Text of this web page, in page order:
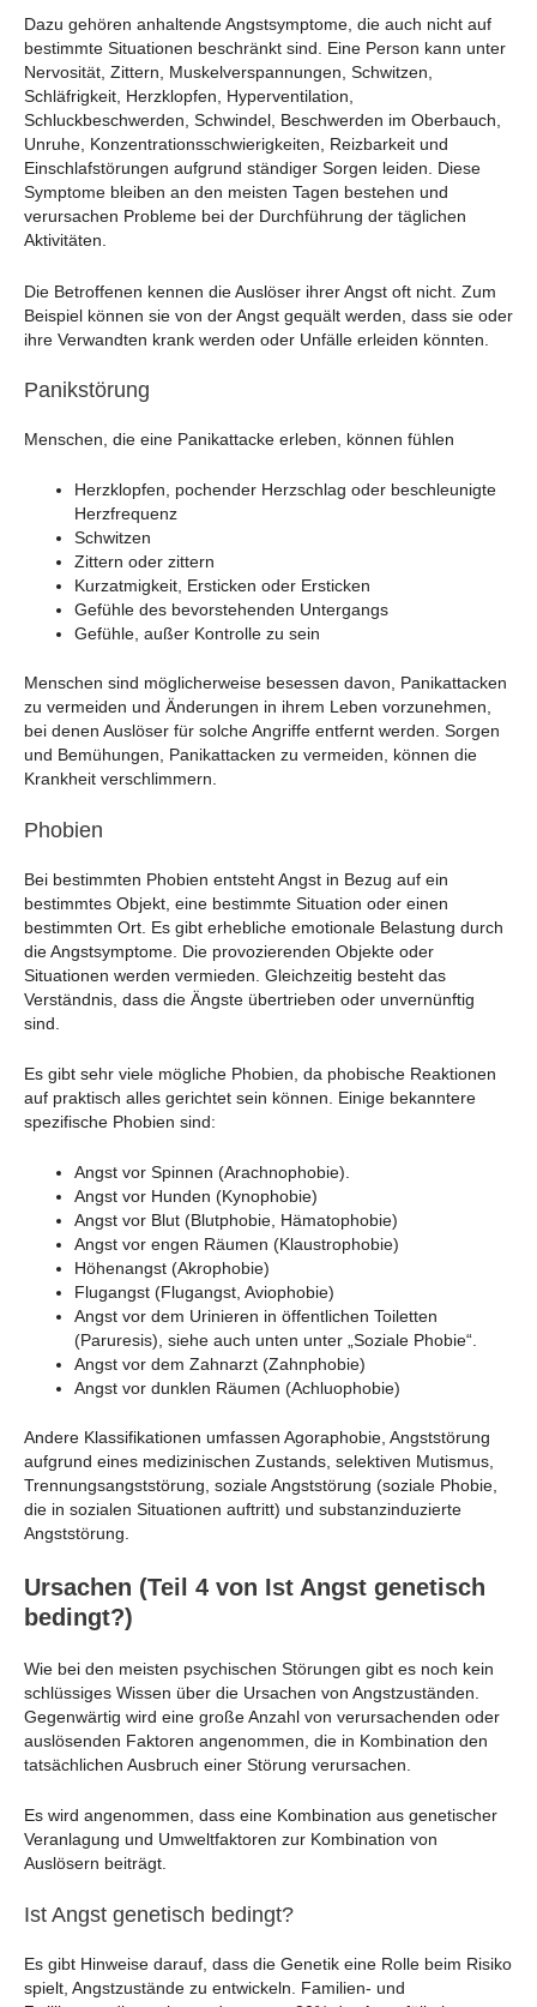
Dazu gehören anhaltende Angstsymptome, die auch nicht auf
bestimmte Situationen beschränkt sind. Eine Person kann unter
Nervosität, Zittern, Muskelverspannungen, Schwitzen,
Schläfrigkeit, Herzklopfen, Hyperventilation,
Schluckbeschwerden, Schwindel, Beschwerden im Oberbauch,
Unruhe, Konzentrationsschwierigkeiten, Reizbarkeit und
Einschlafstörungen aufgrund ständiger Sorgen leiden. Diese
Symptome bleiben an den meisten Tagen bestehen und
verursachen Probleme bei der Durchführung der täglichen
Aktivitäten.
Die Betroffenen kennen die Auslöser ihrer Angst oft nicht. Zum
Beispiel können sie von der Angst gequält werden, dass sie oder
ihre Verwandten krank werden oder Unfälle erleiden könnten.
Panikstörung
Menschen, die eine Panikattacke erleben, können fühlen
Herzklopfen, pochender Herzschlag oder beschleunigte
Herzfrequenz
Schwitzen
Zittern oder zittern
Kurzatmigkeit, Ersticken oder Ersticken
Gefühle des bevorstehenden Untergangs
Gefühle, außer Kontrolle zu sein
Menschen sind möglicherweise besessen davon, Panikattacken
zu vermeiden und Änderungen in ihrem Leben vorzunehmen,
bei denen Auslöser für solche Angriffe entfernt werden. Sorgen
und Bemühungen, Panikattacken zu vermeiden, können die
Krankheit verschlimmern.
Phobien
Bei bestimmten Phobien entsteht Angst in Bezug auf ein
bestimmtes Objekt, eine bestimmte Situation oder einen
bestimmten Ort. Es gibt erhebliche emotionale Belastung durch
die Angstsymptome. Die provozierenden Objekte oder
Situationen werden vermieden. Gleichzeitig besteht das
Verständnis, dass die Ängste übertrieben oder unvernünftig
sind.
Es gibt sehr viele mögliche Phobien, da phobische Reaktionen
auf praktisch alles gerichtet sein können. Einige bekanntere
spezifische Phobien sind:
Angst vor Spinnen (Arachnophobie).
Angst vor Hunden (Kynophobie)
Angst vor Blut (Blutphobie, Hämatophobie)
Angst vor engen Räumen (Klaustrophobie)
Höhenangst (Akrophobie)
Flugangst (Flugangst, Aviophobie)
Angst vor dem Urinieren in öffentlichen Toiletten
(Paruresis), siehe auch unten unter „Soziale Phobie“.
Angst vor dem Zahnarzt (Zahnphobie)
Angst vor dunklen Räumen (Achluophobie)
Andere Klassifikationen umfassen Agoraphobie, Angststörung
aufgrund eines medizinischen Zustands, selektiven Mutismus,
Trennungsangststörung, soziale Angststörung (soziale Phobie,
die in sozialen Situationen auftritt) und substanzinduzierte
Angststörung.
Ursachen (Teil 4 von Ist Angst genetisch
bedingt?)
Wie bei den meisten psychischen Störungen gibt es noch kein
schlüssiges Wissen über die Ursachen von Angstzuständen.
Gegenwärtig wird eine große Anzahl von verursachenden oder
auslösenden Faktoren angenommen, die in Kombination den
tatsächlichen Ausbruch einer Störung verursachen.
Es wird angenommen, dass eine Kombination aus genetischer
Veranlagung und Umweltfaktoren zur Kombination von
Auslösern beiträgt.
Ist Angst genetisch bedingt?
Es gibt Hinweise darauf, dass die Genetik eine Rolle beim Risiko
spielt, Angstzustände zu entwickeln. Familien- und